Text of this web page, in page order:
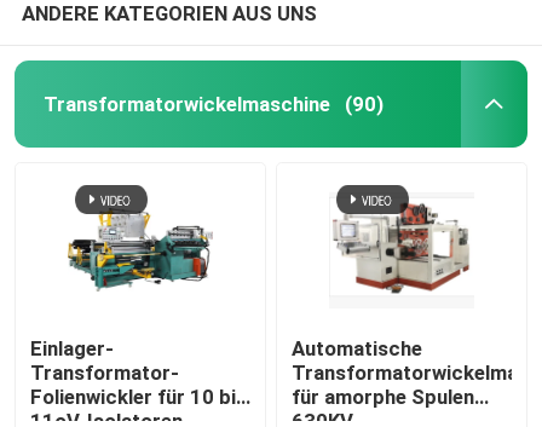
ANDERE KATEGORIEN AUS UNS
Transformatorwickelmaschine (90)
Einlager-
Transformator-
Folienwickler für 10 bis
11oV-Isolatoren
Automatische
für amorphe Spulen
630KV